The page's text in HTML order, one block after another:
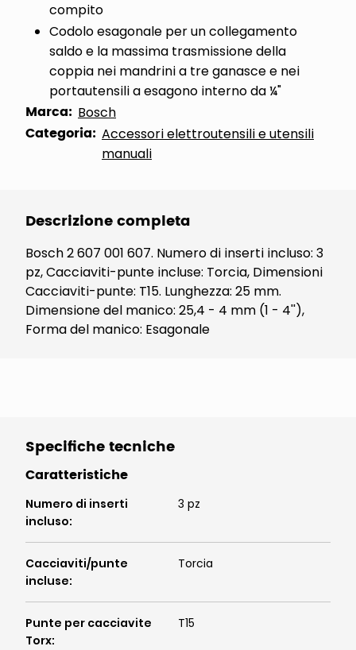
compito
Codolo esagonale per un collegamento
saldo e la massima trasmissione della
coppia nei mandrini a tre ganasce e nei
portautensili a esagono interno da ¼"
Marca: Bosch
Categoria: Accessori elettroutensili e utensili
manuali
Descrizione completa
Bosch 2 607 001 607. Numero di inserti incluso: 3
pz, Cacciaviti-punte incluse: Torcia, Dimensioni
Cacciaviti-punte: T15. Lunghezza: 25 mm.
Dimensione del manico: 25,4 - 4 mm (1 - 4''),
Forma del manico: Esagonale
Specifiche tecniche
Caratteristiche
Numero di inserti
incluso:
3 pz
Cacciaviti/punte
incluse:
Torcia
Punte per cacciavite
Torx:
T15